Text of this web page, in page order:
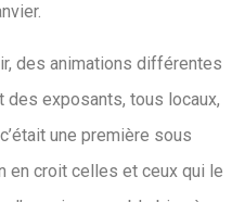
des animations différentes
exposants, tous locaux,
une première sous
en croit celles et ceux qui le